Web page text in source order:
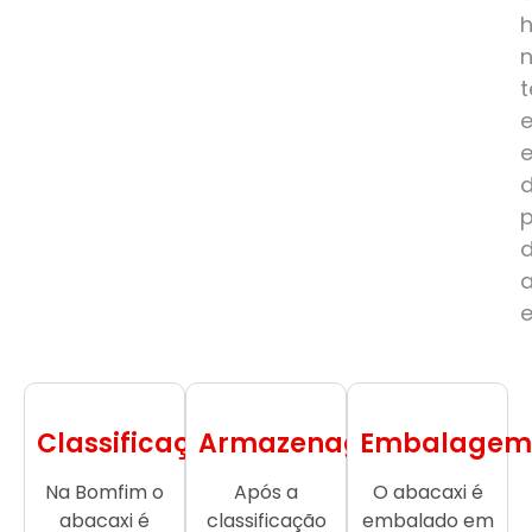
e
Classificação
Na Bomfim o
abacaxi é
Armazenagem
Após a
classificação
Embalagem
O abacaxi é
embalado em